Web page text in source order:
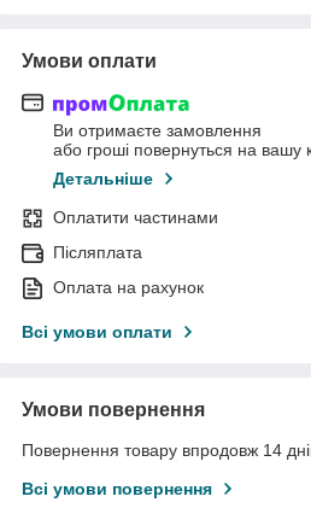
Умови оплати
Ви отримаєте замовлення
або гроші повернуться на вашу
Детальніше
Оплатити частинами
Післяплата
Оплата на рахунок
Всі умови оплати
Умови повернення
Повернення товару впродовж 14
Всі умови повернення